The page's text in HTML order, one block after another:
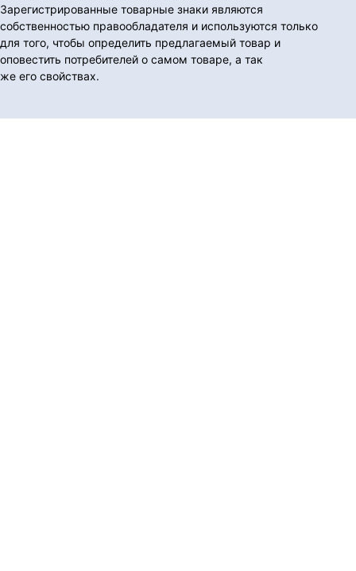
Зарегистрированные товарные знаки являются
собственностью правообладателя и используются только
для того, чтобы определить предлагаемый товар и
оповестить потребителей о самом товаре, а так
же его свойствах.